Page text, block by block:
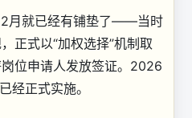
月就已经有铺垫了——当时
正式以“加权选择”机制取
位申请人发放签证。2026
经正式实施。